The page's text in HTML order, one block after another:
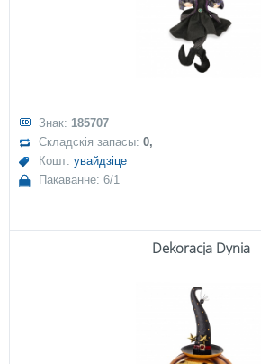
Знак: 185707
Складскія запасы:0,
Кошт:увайдзіце
Пакаванне: 6/1
Dekoracja Dynia